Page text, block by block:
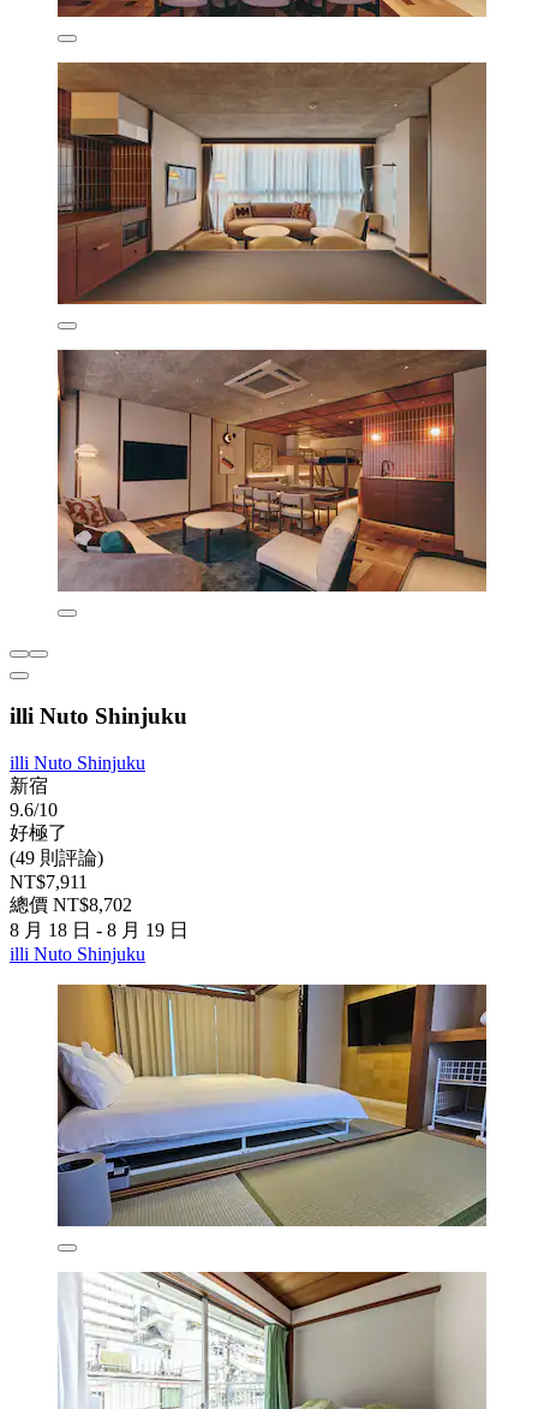
illi Nuto Shinjuku
illi Nuto Shinjuku
新宿
9.6/10
好極了
(49 則評論)
NT$7,911
總價 NT$8,702
8 月 18 日 - 8 月 19 日
illi Nuto Shinjuku